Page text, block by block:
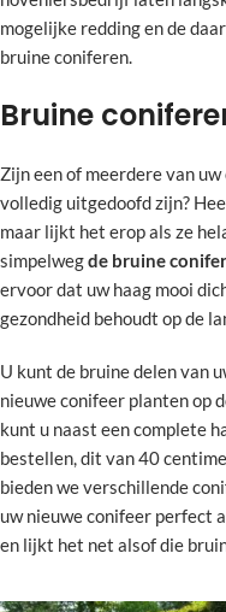
mogelijke redding en de
bruine coniferen.
Bruine
Zijn een of meerdere van
volledig uitgedoofd zijn?
maar lijkt het erop als ze
simpelwegde bruine
ervoor dat uw haag mooi
gezondheid behoudt op de
U kunt de bruine delen van
nieuwe conifeer planten op
kunt u naast een complete
bestellen, dit van 40
bieden we verschillende
uw nieuwe conifeer perfect
en lijkt het net alsof die